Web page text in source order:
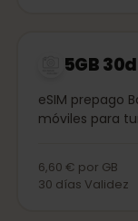
5GB
eSIM prepago
móviles para
6,60 € por GB
30 días Validez